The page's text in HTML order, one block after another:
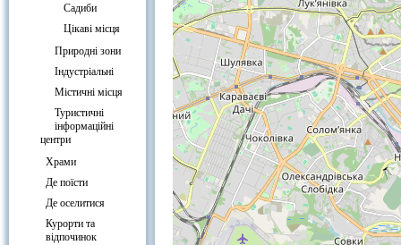
Садиби
Цікаві місця
Природні зони
Індустріальні
Містичні місця
Туристичні
інформаційні
центри
Храми
Де поїсти
Де оселитися
Курорти та
відпочинок